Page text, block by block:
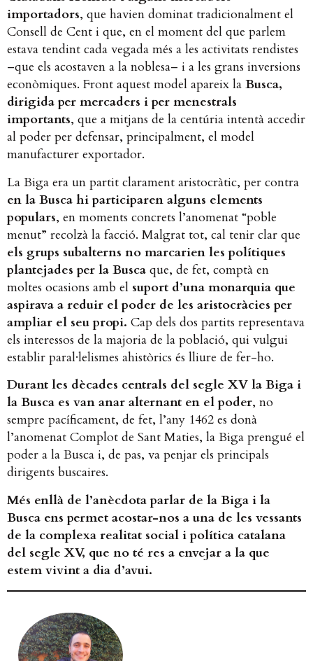
importadors, que havien dominat tradicionalment el
Consell de Cent i que, en el moment del que parlem
estava tendint cada vegada més a les activitats rendistes
–que els acostaven a la noblesa– i a les grans inversions
econòmiques. Front aquest model apareix la Busca,
dirigida per mercaders i per menestrals
importants, que a mitjans de la centúria intentà accedir
al poder per defensar, principalment, el model
manufacturer exportador.
La Biga era un partit clarament aristocràtic, per contra
en la Busca hi participaren alguns elements
populars, en moments concrets l’anomenat “poble
menut” recolzà la facció. Malgrat tot, cal tenir clar que
els grups subalterns no marcarien les polítiques
plantejades per la Busca que, de fet, comptà en
moltes ocasions amb el suport d’una monarquia que
aspirava a reduir el poder de les aristocràcies per
ampliar el seu propi. Cap dels dos partits representava
els interessos de la majoria de la població, qui vulgui
establir paral·lelismes ahistòrics és lliure de fer-ho.
Durant les dècades centrals del segle XV la Biga i
la Busca es van anar alternant en el poder, no
sempre pacíficament, de fet, l’any 1462 es donà
l’anomenat Complot de Sant Maties, la Biga prengué el
poder a la Busca i, de pas, va penjar els principals
dirigents buscaires.
Més enllà de l’anècdota parlar de la Biga i la
Busca ens permet acostar-nos a una de les vessants
de la complexa realitat social i política catalana
del segle XV, que no té res a envejar a la que
estem vivint a dia d’avui.